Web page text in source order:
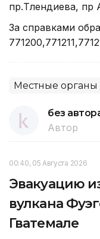
пр.Тлендиева, пр
За справками
Местные органы
без
Автор
00:40, 05 Августа 2026
Эвакуацию
вулкана
Гватемале